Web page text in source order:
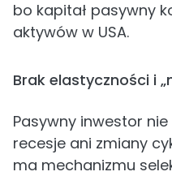
bo kapitał pasywny
aktywów w USA.
Brak elastyczności i
Pasywny inwestor
recesje ani zmiany
ma mechanizmu